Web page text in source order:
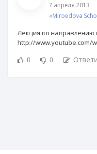
7 апреля 2013
«Miroedova
Лекция по направлению
http://www.youtube.com/
0 0